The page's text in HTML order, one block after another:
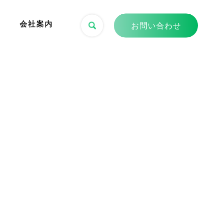
会社案内 お問い合わせ